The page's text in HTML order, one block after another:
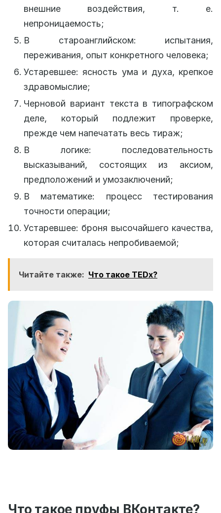
внешние воздействия, т. е.
непроницаемость;
В староанглийском: испытания,
переживания, опыт конкретного человека;
Устаревшее: ясность ума и духа, крепкое
здравомыслие;
Черновой вариант текста в типографском
деле, который подлежит проверке,
прежде чем напечатать весь тираж;
В логике: последовательность
высказываний, состоящих из аксиом,
предположений и умозаключений;
В математике: процесс тестирования
точности операции;
Устаревшее: броня высочайшего качества,
которая считалась непробиваемой;
Читайте также: Что такое TEDx?
Что такое пруфы ВКонтакте?